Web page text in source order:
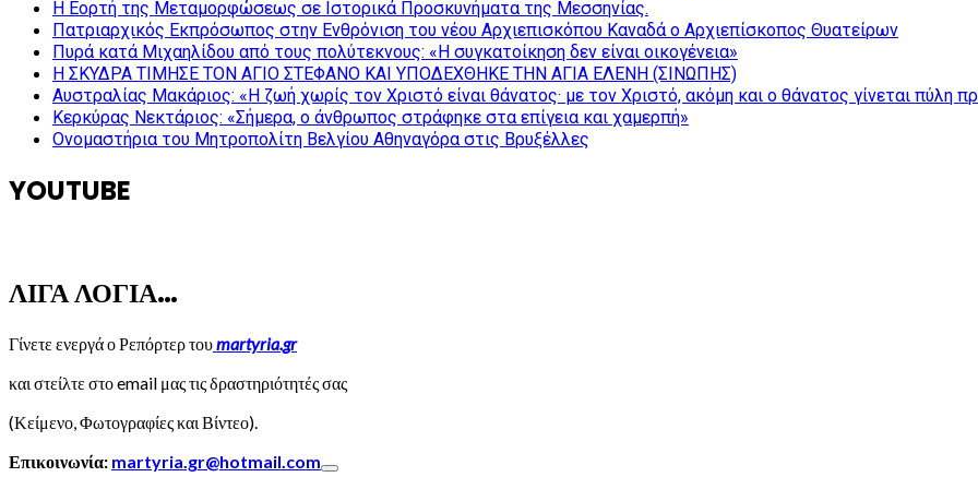
Η Εορτή της Μεταμορφώσεως σε Ιστορικά Προσκυνήματα της Μεσσηνίας.
Πατριαρχικός Εκπρόσωπος στην Ενθρόνιση του νέου Αρχιεπισκόπου Καναδά ο Αρχιεπίσκοπος Θυατείρων
Πυρά κατά Μιχαηλίδου από τους πολύτεκνους: «Η συγκατοίκηση δεν είναι οικογένεια»
Η ΣΚΥΔΡΑ ΤΙΜΗΣΕ ΤΟΝ ΑΓΙΟ ΣΤΕΦΑΝΟ ΚΑΙ ΥΠΟΔΕΧΘΗΚΕ ΤΗΝ ΑΓΙΑ ΕΛΕΝΗ (ΣΙΝΩΠΗΣ)
Αυστραλίας Μακάριος: «Η ζωή χωρίς τον Χριστό είναι θάνατος· με τον Χριστό, ακόμη και ο θάνατος γίνεται πύλη
Κερκύρας Νεκτάριος: «Σήμερα, ο άνθρωπος στράφηκε στα επίγεια και χαμερπή»
Ονομαστήρια του Μητροπολίτη Βελγίου Αθηναγόρα στις Βρυξέλλες
YOUTUBE
ΛΙΓΑ ΛΟΓΙΑ…
Γίνετε ενεργά ο Ρεπόρτερ τουmartyria.gr
και στείλτε στο email μας τις δραστηριότητές σας
(Κείμενο, Φωτογραφίες και Βίντεο).
Επικοινωνία: martyria.gr@hotmail.com